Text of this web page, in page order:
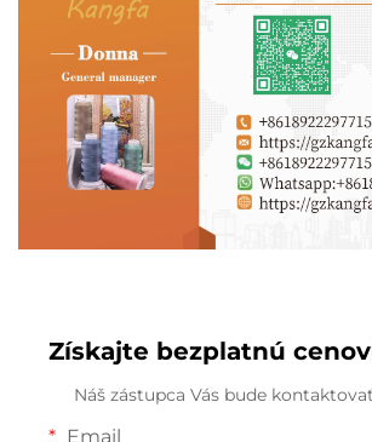
Získajte bezplatnú
Náš zástupca Vás bude
Email